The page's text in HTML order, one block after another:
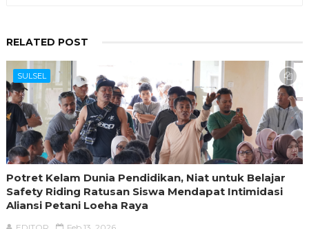
RELATED POST
SULSEL
Potret Kelam Dunia Pendidikan, Niat untuk Belajar
Safety Riding Ratusan Siswa Mendapat Intimidasi
Aliansi Petani Loeha Raya